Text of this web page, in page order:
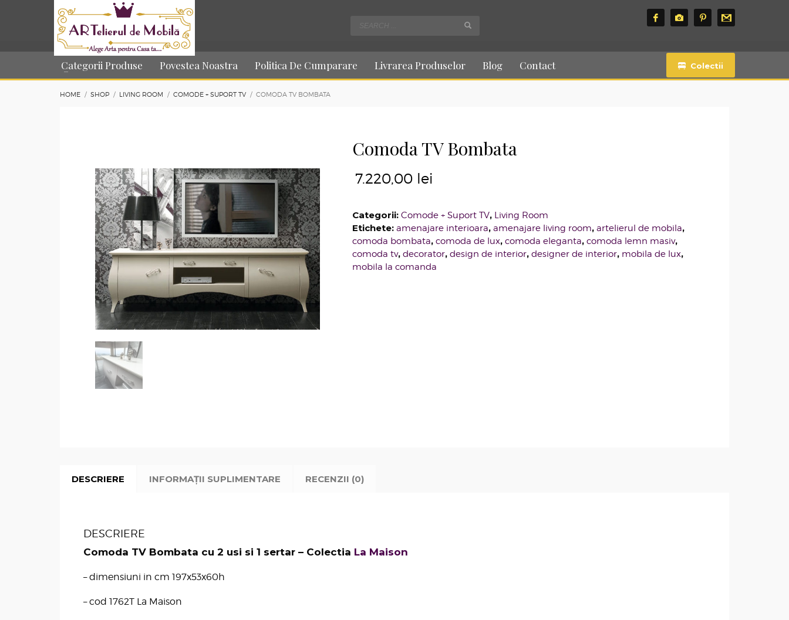
Categorii Produse Povestea Noastra Politica De Cumparare Livrarea Produselor Blog Contact Colectii
HOME SHOP LIVING ROOM COMODE + SUPORT TV COMODA TV BOMBATA
Comoda TV Bombata
7.220,00 lei
Categorii:Comode + Suport TV, Living Room
Etichete:amenajare interioara,amenajare living room,artelierul de mobila,
comoda bombata,comoda de lux,comoda eleganta,comoda lemn masiv,
comoda tv,decorator,design de interior,designer de interior, mobila de lux,
mobila la comanda
DESCRIERE INFORMAȚII SUPLIMENTARE RECENZII (0)
DESCRIERE
Comoda TV Bombata cu 2 usi si 1 sertar – Colectia La Maison
– dimensiuni in cm 197x53x60h
– cod 1762T La Maison